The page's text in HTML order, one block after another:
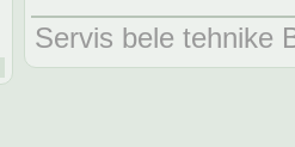
Servis bele tehnike